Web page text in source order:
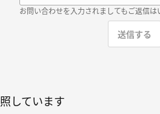
お問い合わせを入力されましてもご返信は
しています